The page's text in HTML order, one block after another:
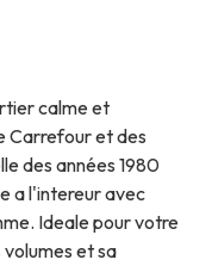
calme et
Carrefour et des
des années 1980
a l'intereur avec
Ideale pour votre
volumes et sa